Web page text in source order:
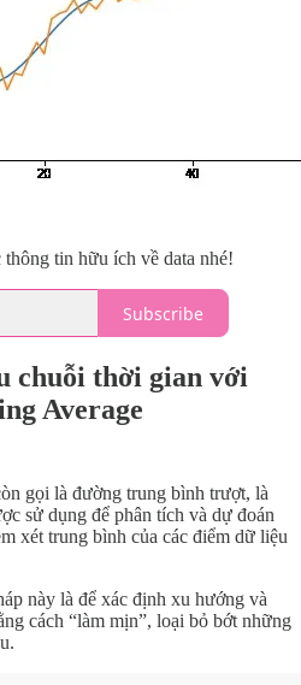
tin hữu ích về data nhé!
Subscribe
chuỗi thời gian với
Average
gọi là đường trung bình trượt, là
sử dụng để phân tích và dự đoán
xét trung bình của các điểm dữ liệu
này là để xác định xu hướng và
cách “làm mịn”, loại bỏ bớt những